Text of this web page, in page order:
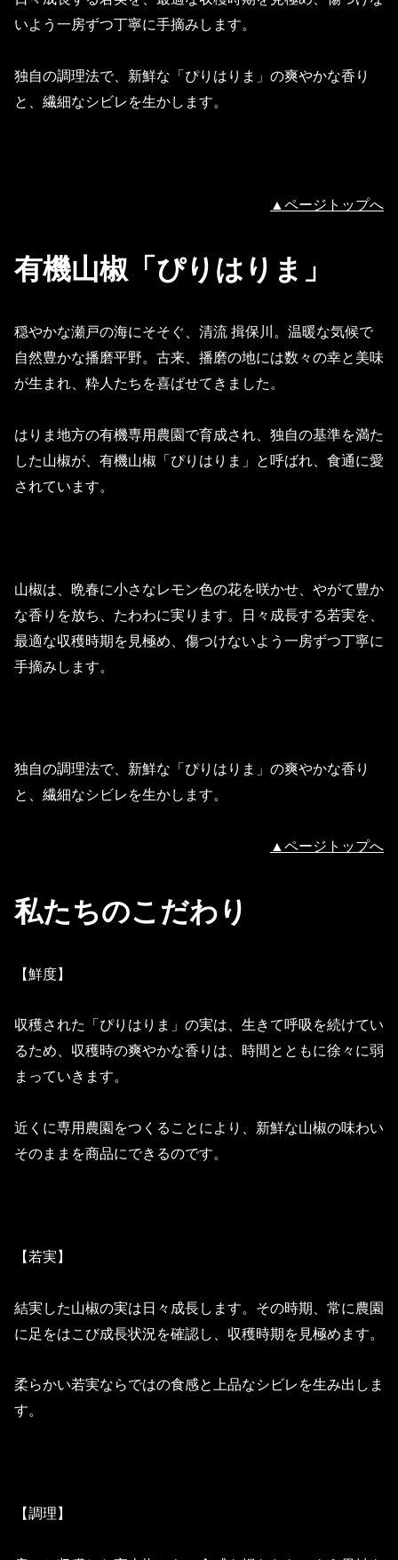
いよう一房ずつ丁寧に手摘みします。
独自の調理法で、新鮮な「ぴりはりま」の爽やかな香り
と、繊細なシビレを生かします。
▲ページトップへ
有機山椒「ぴりはりま」
穏やかな瀬戸の海にそそぐ、清流 揖保川。温暖な気候で
自然豊かな播磨平野。古来、播磨の地には数々の幸と美味
が生まれ、粋人たちを喜ばせてきました。
はりま地方の有機専用農園で育成され、独自の基準を満た
した山椒が、有機山椒「ぴりはりま」と呼ばれ、食通に愛
されています。
山椒は、晩春に小さなレモン色の花を咲かせ、やがて豊か
な香りを放ち、たわわに実ります。日々成長する若実を、
最適な収穫時期を見極め、傷つけないよう一房ずつ丁寧に
手摘みします。
独自の調理法で、新鮮な「ぴりはりま」の爽やかな香り
と、繊細なシビレを生かします。
▲ページトップへ
私たちのこだわり
【鮮度】
収穫された「ぴりはりま」の実は、生きて呼吸を続けてい
るため、収穫時の爽やかな香りは、時間とともに徐々に弱
まっていきます。
近くに専用農園をつくることにより、新鮮な山椒の味わい
そのままを商品にできるのです。
【若実】
結実した山椒の実は日々成長します。その時期、常に農園
に足をはこび成長状況を確認し、収穫時期を見極めます。
柔らかい若実ならではの食感と上品なシビレを生み出しま
す。
【調理】